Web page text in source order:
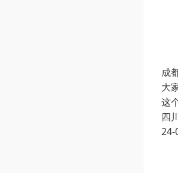
成
大
这
四
24-